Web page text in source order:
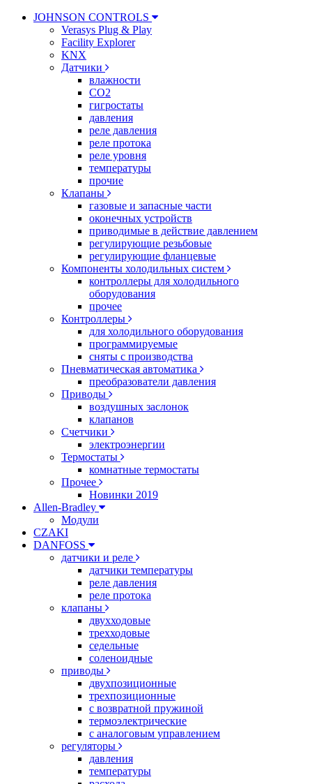
JOHNSON CONTROLS
Verasys Plug & Play
Facility Explorer
KNX
Датчики
влажности
CO2
гигростаты
давления
реле давления
реле протока
реле уровня
температуры
прочие
Клапаны
газовые и запасные части
оконечных устройств
приводимые в действие давлением
регулирующие резьбовые
регулирующие фланцевые
Компоненты холодильных систем
контроллеры для холодильного
оборудования
прочее
Контроллеры
для холодильного оборудования
программируемые
сняты с производства
Пневматическая автоматика
преобразователи давления
Приводы
воздушных заслонок
клапанов
Счетчики
электроэнергии
Термостаты
комнатные термостаты
Прочее
Новинки 2019
Allen-Bradley
Модули
CZAKI
DANFOSS
датчики и реле
датчики температуры
реле давления
реле протока
клапаны
двухходовые
трехходовые
седельные
соленоидные
приводы
двухпозиционные
трехпозиционные
с возвратной пружиной
термоэлектрические
с аналоговым управлением
регуляторы
давления
температуры